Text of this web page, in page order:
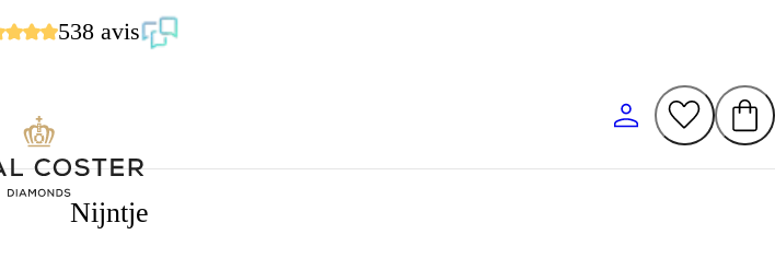
538 avis
Nijntje